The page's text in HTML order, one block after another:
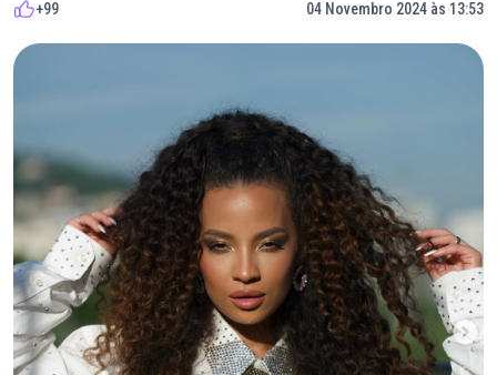
+99 04 Novembro 2024 às 13:53